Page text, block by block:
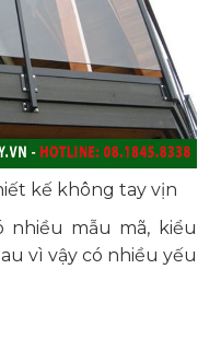
kế không tay vịn
nhiều mẫu mã, kiểu
vì vậy có nhiều yếu